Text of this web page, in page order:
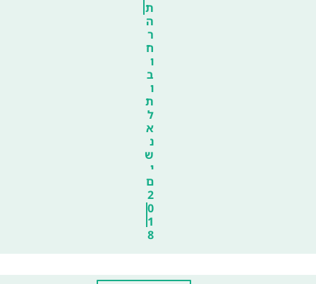
ת
ה
ר
ח
ו
ב
ו
ת
ל
א
נ
ש
י
ם
2
0
1
8